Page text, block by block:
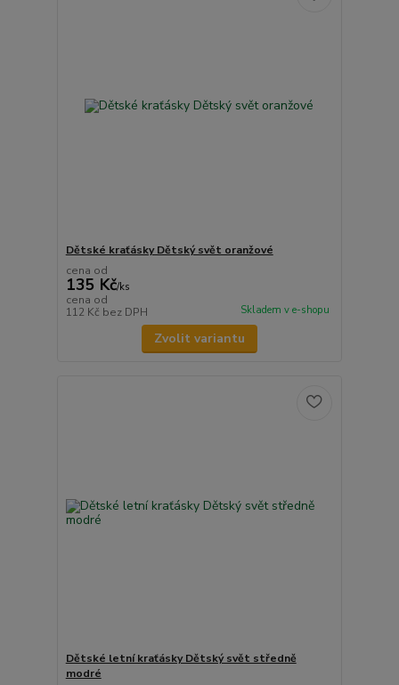
Dětské kraťásky Dětský svět oranžové
cena od
135 Kč/ks
cena od
112 Kč bez DPH Skladem v e-shopu
Zvolit variantu
Dětské letní kraťásky Dětský svět středně
modré